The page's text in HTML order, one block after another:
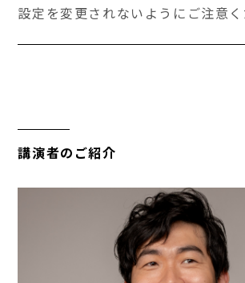
設定を変更されないようにご注意く
講演者のご紹介